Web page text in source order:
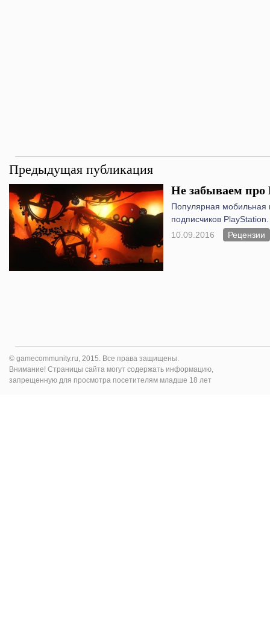
Предыдущая публикация
Не забываем про
Популярная мобильная
подписчиков PlayStation.
10.09.2016
Рецензии
© gamecommunity.ru, 2015. Все права защищены.
Внимание! Страницы сайта могут содержать информацию,
запрещенную для просмотра посетителям младше 18 лет